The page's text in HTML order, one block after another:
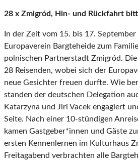
28 x Zmigród, Hin- und Rückfahrt
In der Zeit vom 15. bis 17.
Europaverein Bargteheide zum
polnischen Partnerstadt Zmigród.
28 Reisenden, wobei sich der
neue Gesichter freuen durfte. Wie
standen der deutschen Delegation
Katarzyna und Jiri Vacek engagiert
Seite. Nach einer 10-stündigen
kamen Gastgeber*innen und Gäste
ersten Kennenlernen im Kulturhaus
Freitagabend verbrachten alle